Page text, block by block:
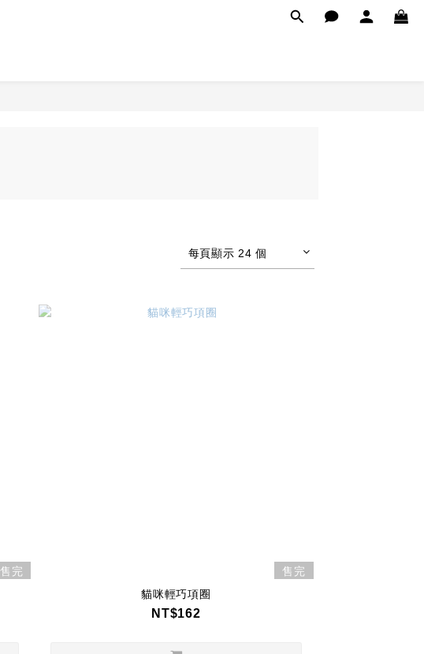
每頁顯示 24 個
售完
售完
貓咪輕巧項圈
NT$162